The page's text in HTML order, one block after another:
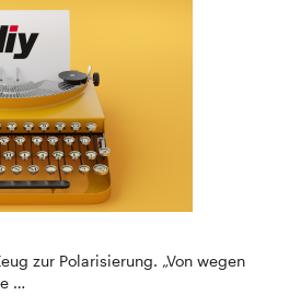
zur Polarisierung. „Von wegen
…